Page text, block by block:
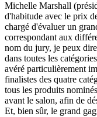
Michelle Marshall
d'habitude avec le prix
chargé d'évaluer un
correspondant aux
nom du jury, je peux
dans toutes les
avéré particulièrement
finalistes des quatre
tous les produits
avant le salon, afin de
Et, bien sûr, le grand